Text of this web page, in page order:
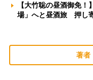
【大竹聡の昼酒御免
場」へと昼酒旅 押し
著者